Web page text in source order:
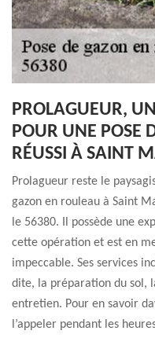
PROLAGUEUR,
POUR UNE POSE
RÉUSSI À SAINT
Prolagueur reste le
gazon en rouleau à Saint
le 56380. Il possède une
cette opération et est en
impeccable. Ses services
dite, la préparation du sol,
entretien. Pour en savoir
l’appeler pendant les